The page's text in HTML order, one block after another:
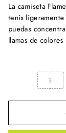
La camiseta
tenis
puedas
llamas de
S